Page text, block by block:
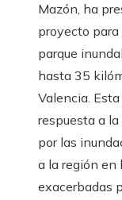
Mazón, ha
proyecto
parque
hasta 35
Valencia.
respuesta a
por las
a la región en
exacerbadas